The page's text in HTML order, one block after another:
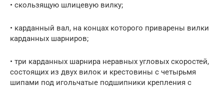
• скользящую шлицевую вилку;
• карданный вал, на концах которого приварены вилки
карданных шарниров;
• три карданных шарнира неравных угловых скоростей,
состоящих из двух вилок и крестовины с четырьмя
шипами под игольчатые подшипники крепления с